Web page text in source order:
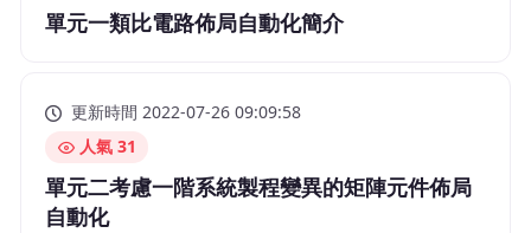
單元一類比電路佈局自動化簡介
更新時間 2022-07-26 09:09:58
人氣 31
單元二考慮一階系統製程變異的矩陣元件佈局
自動化